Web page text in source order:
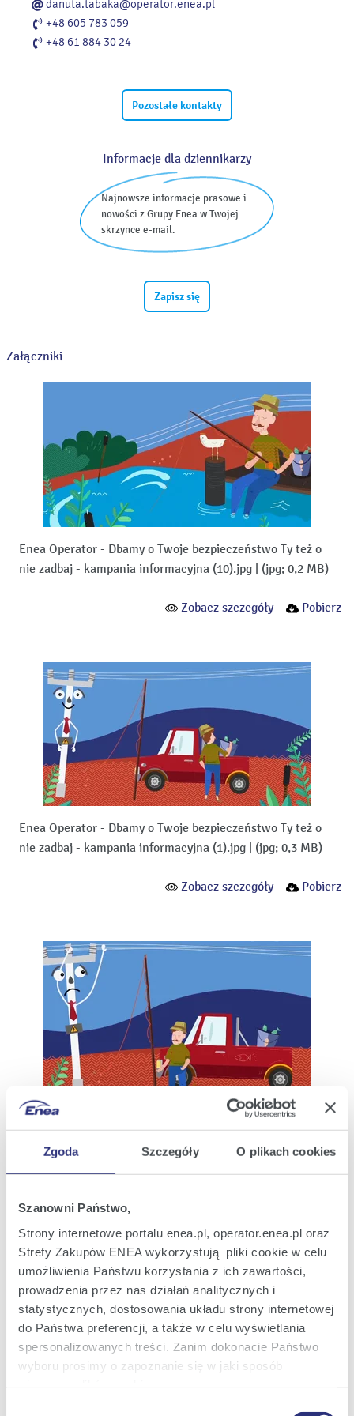
Zgoda Szczegóły O plikach cookies
Szanowni Państwo,
Strony internetowe portalu enea.pl, operator.enea.pl oraz
Strefy Zakupów ENEA wykorzystują pliki cookie w celu
umożliwienia Państwu korzystania z ich zawartości,
prowadzenia przez nas działań analitycznych i
statystycznych, dostosowania układu strony internetowej
do Państwa preferencji, a także w celu wyświetlania
spersonalizowanych treści. Zanim dokonacie Państwo
wyboru prosimy o zapoznanie się w jaki sposób
danuta.tabaka@operator.enea.pl
+48 605 783 059
+48 61 884 30 24
Pozostałe kontakty
Informacje dla dziennikarzy
Najnowsze informacje prasowe i
nowości z Grupy Enea w Twojej
skrzynce e-mail.
Zapisz się
Załączniki
Enea Operator - Dbamy o Twoje bezpieczeństwo Ty też o
nie zadbaj - kampania informacyjna (10).jpg
(jpg; 0,2 MB)
Zobacz szczegóły Pobierz
Enea Operator - Dbamy o Twoje bezpieczeństwo Ty też o
nie zadbaj - kampania informacyjna (1).jpg
(jpg; 0,3 MB)
Zobacz szczegóły Pobierz
Enea Operator - Dbamy o Twoje bezpieczeństwo Ty też o
nie zadbaj - kampania informacyjna (2).jpg|(jpg; 0,3 MB)
Enea Operator - Dbamy o Twoje bezpieczeństwo Ty też o